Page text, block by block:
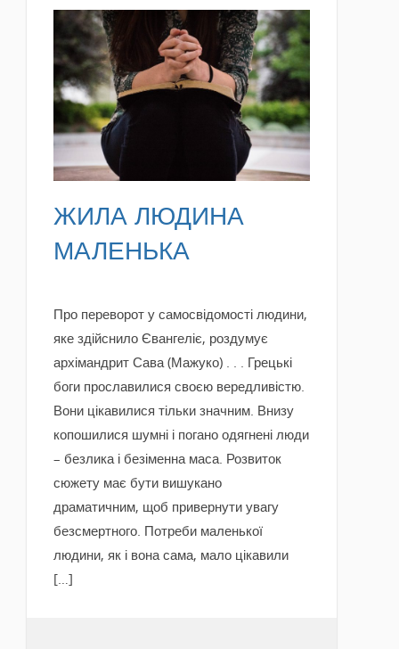
READ MORE
ЖИЛА ЛЮДИНА
МАЛЕНЬКА
Про переворот у самосвідомості людини,
яке здійснило Євангеліє, роздумує
архімандрит Сава (Мажуко) . . . Грецькі
боги прославилися своєю вередливістю.
Вони цікавилися тільки значним. Внизу
копошилися шумні і погано одягнені люди
– безлика і безіменна маса. Розвиток
сюжету має бути вишукано
драматичним, щоб привернути увагу
безсмертного. Потреби маленької
людини, як і вона сама, мало цікавили
[…]